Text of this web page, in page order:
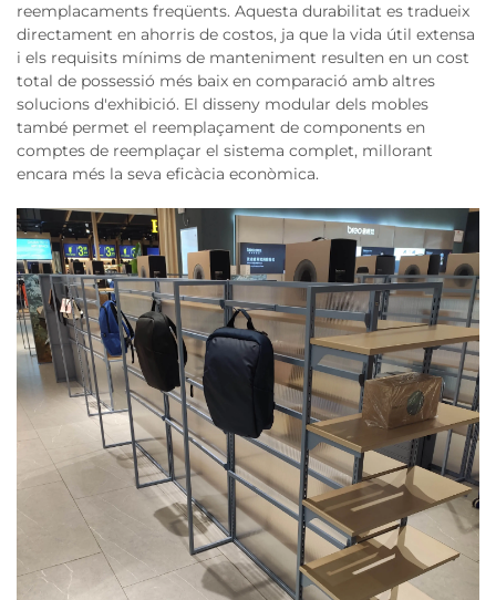
reemplacaments freqüents. Aquesta durabilitat es tradueix
directament en ahorris de costos, ja que la vida útil extensa
i els requisits mínims de manteniment resulten en un cost
total de possessió més baix en comparació amb altres
solucions d'exhibició. El disseny modular dels mobles
també permet el reemplaçament de components en
comptes de reemplaçar el sistema complet, millorant
encara més la seva eficàcia econòmica.